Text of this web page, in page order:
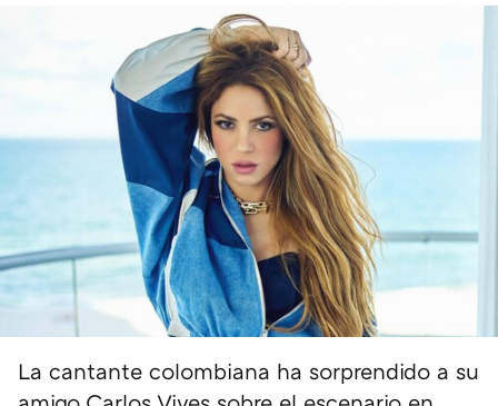
La cantante colombiana ha sorprendido a su